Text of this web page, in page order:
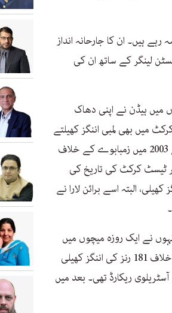
آسٹریلوی ٹیم کا حصہ رہے ہیں۔ ان کا جارحانہ انداز
لینگر کے ساتھ ان کی
میں ہیڈن نے اپنی دھاک
میں بھی لمبی اننگز کھیلتے
رہے۔ انہوں نے 2003 میں زمبابوے کے خلاف
کر ٹیسٹ کرکٹ کی تاریخ کی
کھیلی، البتہ اسے برائن لارا نے
نے ایک روزہ میچوں میں
نیوزی لینڈ کے خلاف 181 رنز کی اننگز کھیلی
ریکارڈ تھی۔ بعد میں